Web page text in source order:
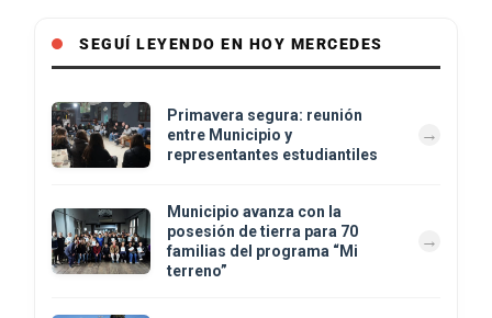
SEGUÍ LEYENDO EN HOY MERCEDES
Primavera segura: reunión
entre Municipio y
representantes estudiantiles
Municipio avanza con la
posesión de tierra para 70
familias del programa “Mi
terreno”